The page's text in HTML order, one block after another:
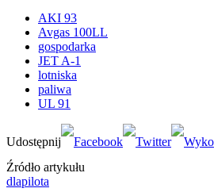
AKI 93
Avgas 100LL
gospodarka
JET A-1
lotniska
paliwa
UL 91
Źródło artykułu
dlapilota